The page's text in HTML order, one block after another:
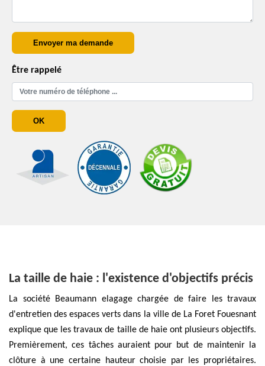
Être rappelé
La taille de haie : l'existence d'objectifs précis
La société Beaumann elagage chargée de faire les travaux
d'entretien des espaces verts dans la ville de La Foret Fouesnant
explique que les travaux de taille de haie ont plusieurs objectifs.
Premièrement, ces tâches auraient pour but de maintenir la
clôture à une certaine hauteur choisie par les propriétaires.